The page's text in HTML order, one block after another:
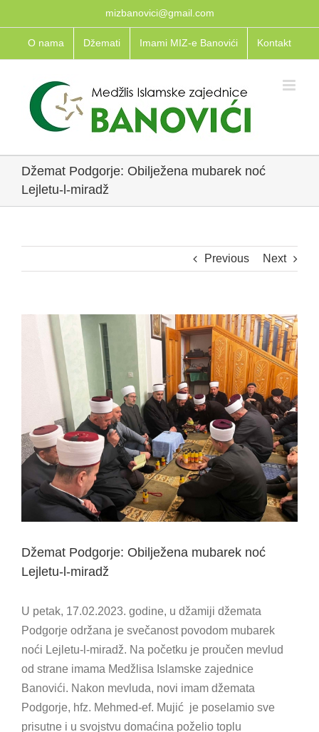
to
content
mizbanovici@gmail.com
O nama Džemati Imami MIZ-e Banovići Kontakt
Džemat Podgorje: Obilježena mubarek noć
Lejletu-l-miradž
Previous Next
Larger
Džemat Podgorje: Obilježena mubarek noć
Lejletu-l-miradž
U petak, 17.02.2023. godine, u džamiji džemata
Podgorje održana je svečanost povodom mubarek
noći Lejletu-l-miradž. Na početku je proučen mevlud
od strane imama Medžlisa Islamske zajednice
Banovići. Nakon mevluda, novi imam džemata
Podgorje, hfz. Mehmed-ef. Mujić je poselamio sve
prisutne i u svojstvu domaćina poželio toplu